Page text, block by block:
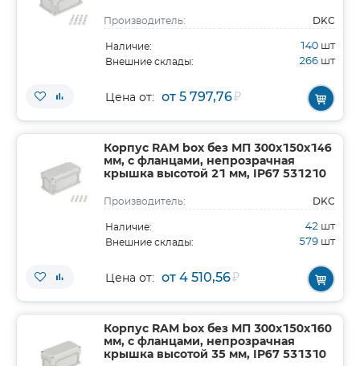
Производитель: DKC
Наличие: 140 шт
Внешние склады: 266 шт
Цена от: от 5 797,76₽
Корпус RAM box без МП 300х150х146
мм, с фланцами, непрозрачная
крышка высотой 21 мм, IP67 531210
Производитель: DKC
Наличие: 42 шт
Внешние склады: 579 шт
Цена от: от 4 510,56₽
Корпус RAM box без МП 300х150х160
мм, с фланцами, непрозрачная
крышка высотой 35 мм, IP67 531310